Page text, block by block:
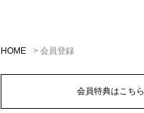
HOME 会員登録
会員特典はこちら